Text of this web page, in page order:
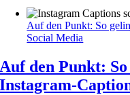
Auf den Punkt: So
Social Media
Auf den Punkt:
Instagram-